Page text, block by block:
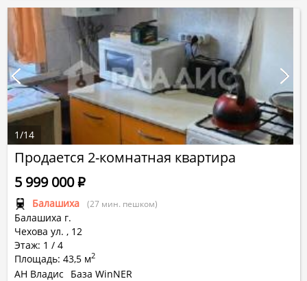
Продается 2-комнатная квартира
Балашиха (27 мин. пешком)
Балашиха г.
Чехова ул. , 12
Этаж: 1 / 4
Площадь: 43,5 м2
5 999 000Р
АН Владис
База WinNER
1/14